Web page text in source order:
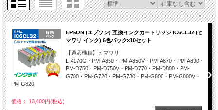
EPSON (エプソン) 互換インクカートリッジ IC6CL32 (ヒ
マワリ インク) 6色パック×10セット
【適応機種】ヒマワリ
L-4170G・PM-A850・PM-A850V・PM-A870・PM-A890・
PM-D750・PM-D750V・PM-D770・PM-D800・PM-
G700・PM-G720・PM-G730・PM-G800・PM-G800V・
PM-G820
価格： 13,400円(税込)